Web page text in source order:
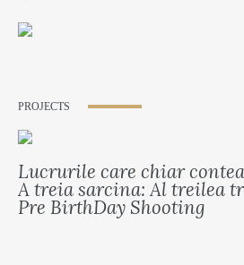
PROJECTS
Lucrurile care chiar
A treia sarcina: Al treilea
Pre BirthDay Shooting